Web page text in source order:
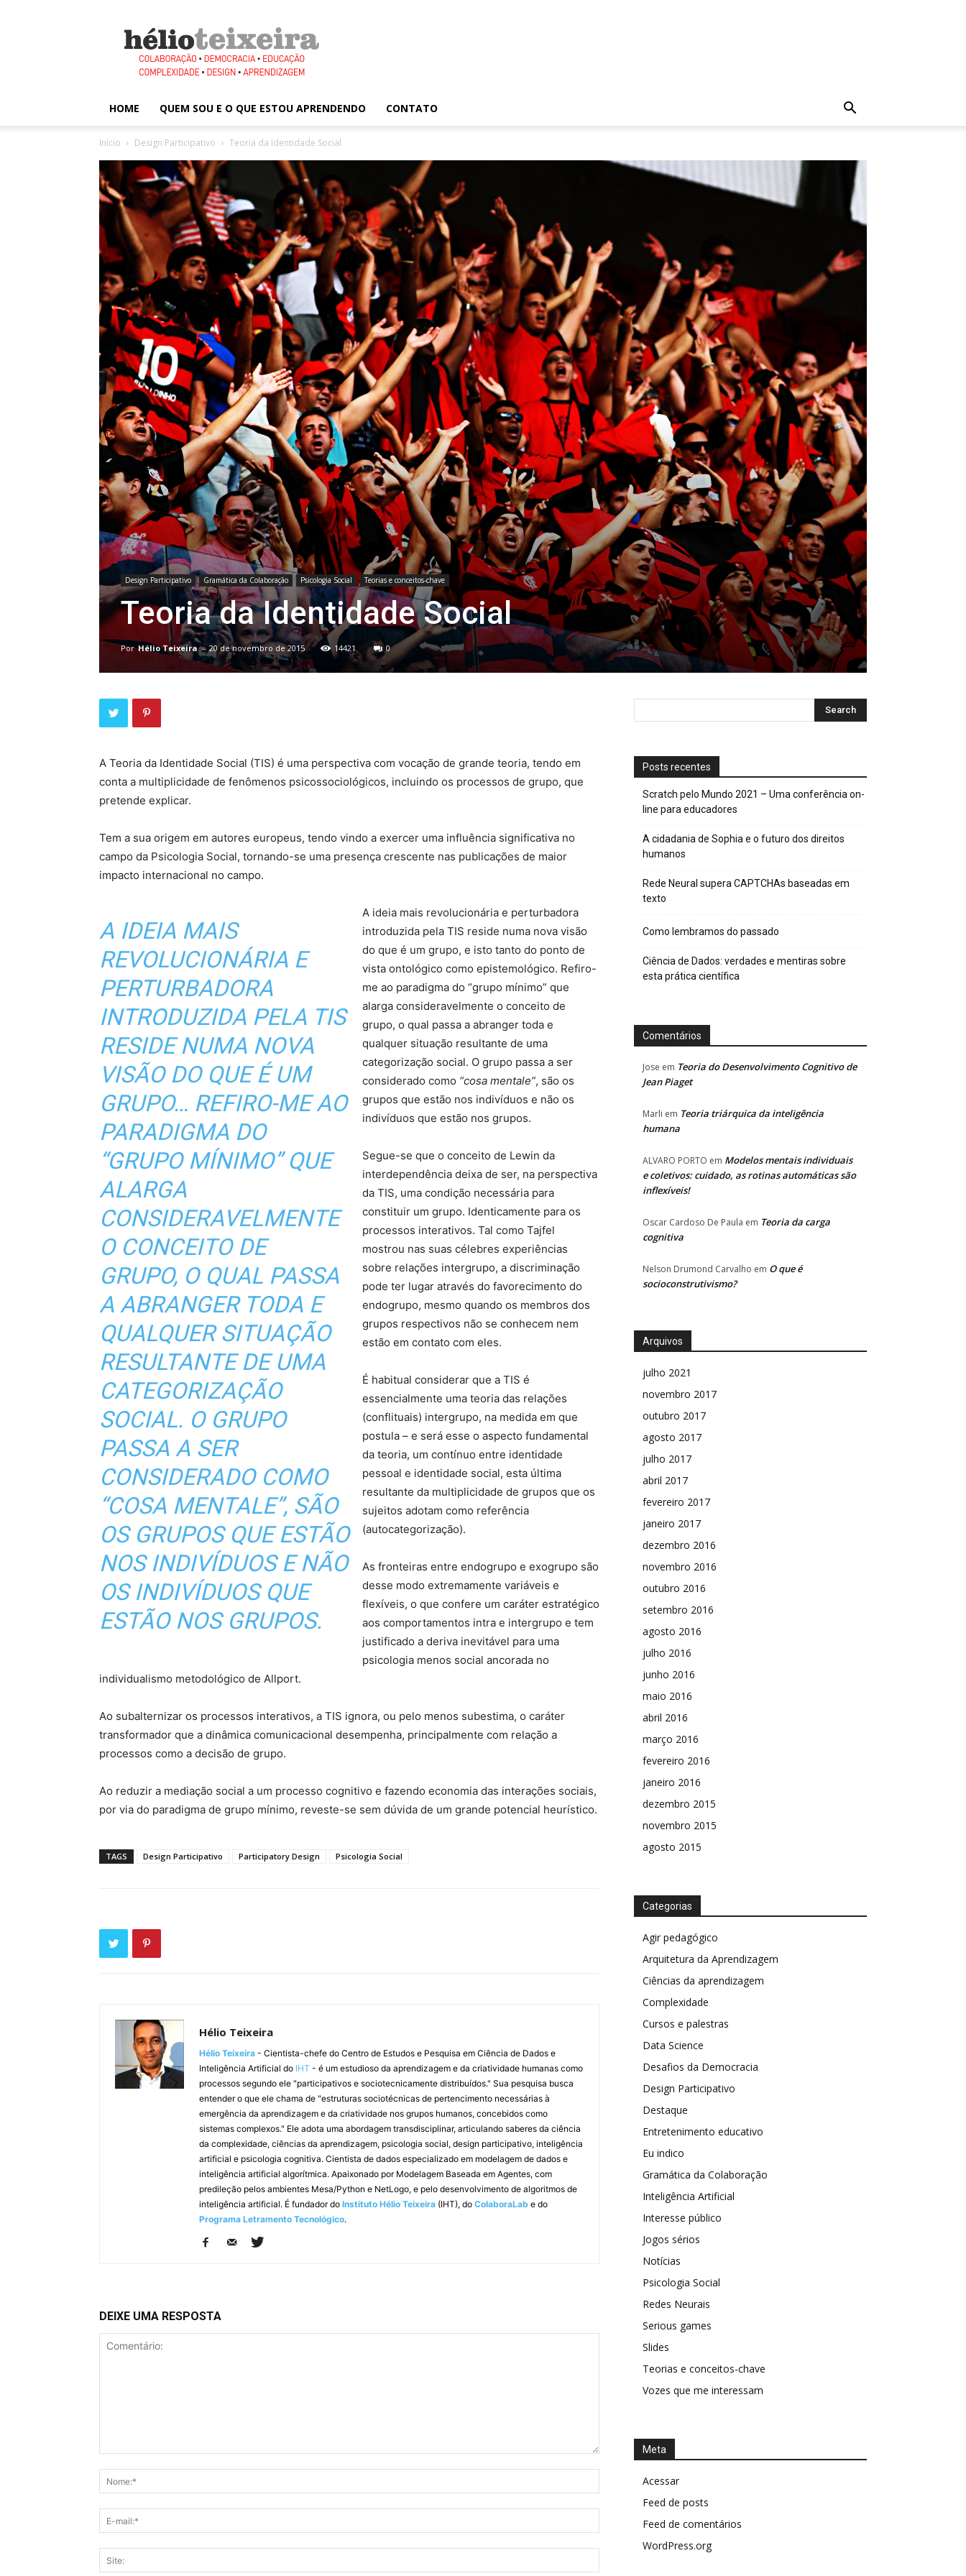
Hélio
Teixeira
HOME QUEM SOU E O QUE ESTOU APRENDENDO CONTATO
Início Design Participativo Teoria da Identidade Social
Design Participativo Gramática da Colaboração Psicologia Social Teorias e conceitos-chave
Teoria da Identidade Social
Por Hélio Teixeira - 20 de novembro de 2015 14421 0
A Teoria da Identidade Social (TIS) é uma perspectiva com vocação de grande teoria, tendo em
conta a multiplicidade de fenômenos psicossociológicos, incluindo os processos de grupo, que
pretende explicar.
Tem a sua origem em autores europeus, tendo vindo a exercer uma influência significativa no
campo da Psicologia Social, tornando-se uma presença crescente nas publicações de maior
impacto internacional no campo.
A IDEIA MAIS
REVOLUCIONÁRIA E
PERTURBADORA
INTRODUZIDA PELA TIS
RESIDE NUMA NOVA
VISÃO DO QUE É UM
GRUPO… REFIRO-ME AO
PARADIGMA DO
“GRUPO MÍNIMO” QUE
ALARGA
CONSIDERAVELMENTE
O CONCEITO DE
GRUPO, O QUAL PASSA
A ABRANGER TODA E
QUALQUER SITUAÇÃO
RESULTANTE DE UMA
CATEGORIZAÇÃO
SOCIAL. O GRUPO
PASSA A SER
CONSIDERADO COMO
“COSA MENTALE”, SÃO
OS GRUPOS QUE ESTÃO
NOS INDIVÍDUOS E NÃO
OS INDIVÍDUOS QUE
ESTÃO NOS GRUPOS.
A ideia mais revolucionária e perturbadora
introduzida pela TIS reside numa nova visão
do que é um grupo, e isto tanto do ponto de
vista ontológico como epistemológico. Refiro-
me ao paradigma do “grupo mínimo” que
alarga consideravelmente o conceito de
grupo, o qual passa a abranger toda e
qualquer situação resultante de uma
categorização social. O grupo passa a ser
considerado como “cosa mentale”, são os
grupos que estão nos indivíduos e não os
indivíduos que estão nos grupos.
Segue-se que o conceito de Lewin da
interdependência deixa de ser, na perspectiva
da TIS, uma condição necessária para
constituir um grupo. Identicamente para os
processos interativos. Tal como Tajfel
mostrou nas suas célebres experiências
sobre relações intergrupo, a discriminação
pode ter lugar através do favorecimento do
endogrupo, mesmo quando os membros dos
grupos respectivos não se conhecem nem
estão em contato com eles.
É habitual considerar que a TIS é
essencialmente uma teoria das relações
(conflituais) intergrupo, na medida em que
postula – e será esse o aspecto fundamental
da teoria, um contínuo entre identidade
pessoal e identidade social, esta última
resultante da multiplicidade de grupos que os
sujeitos adotam como referência
(autocategorização).
As fronteiras entre endogrupo e exogrupo são
desse modo extremamente variáveis e
flexíveis, o que confere um caráter estratégico
aos comportamentos intra e intergrupo e tem
justificado a deriva inevitável para uma
psicologia menos social ancorada no
individualismo metodológico de Allport.
Ao subalternizar os processos interativos, a TIS ignora, ou pelo menos subestima, o caráter
transformador que a dinâmica comunicacional desempenha, principalmente com relação a
processos como a decisão de grupo.
Ao reduzir a mediação social a um processo cognitivo e fazendo economia das interações sociais,
por via do paradigma de grupo mínimo, reveste-se sem dúvida de um grande potencial heurístico.
TAGS Design Participativo Participatory Design Psicologia Social
Hélio Teixeira
Hélio Teixeira - Cientista-chefe do Centro de Estudos e Pesquisa em Ciência de Dados e
Inteligência Artificial do IHT - é um estudioso da aprendizagem e da criatividade humanas como
processos segundo ele "participativos e sociotecnicamente distribuídos." Sua pesquisa busca
entender o que ele chama de "estruturas sociotécnicas de pertencimento necessárias à
emergência da aprendizagem e da criatividade nos grupos humanos, concebidos como
sistemas complexos." Ele adota uma abordagem transdisciplinar, articulando saberes da ciência
da complexidade, ciências da aprendizagem, psicologia social, design participativo, inteligência
artificial e psicologia cognitiva. Cientista de dados especializado em modelagem de dados e
inteligência artificial algorítmica. Apaixonado por Modelagem Baseada em Agentes, com
predileção pelos ambientes Mesa/Python e NetLogo, e pelo desenvolvimento de algoritmos de
inteligência artificial. É fundador do Instituto Hélio Teixeira (IHT), do ColaboraLab e do
Programa Letramento Tecnológico.
DEIXE UMA RESPOSTA
Posts recentes
Scratch pelo Mundo 2021 – Uma conferência on-
line para educadores
A cidadania de Sophia e o futuro dos direitos
humanos
Rede Neural supera CAPTCHAs baseadas em
texto
Como lembramos do passado
Ciência de Dados: verdades e mentiras sobre
esta prática científica
Comentários
Jose em Teoria do Desenvolvimento Cognitivo de
Jean Piaget
Marli em Teoria triárquica da inteligência
humana
ALVARO PORTO em Modelos mentais individuais
e coletivos: cuidado, as rotinas automáticas são
inflexíveis!
Oscar Cardoso De Paula em Teoria da carga
cognitiva
Nelson Drumond Carvalho em O que é
socioconstrutivismo?
Arquivos
julho 2021
novembro 2017
outubro 2017
agosto 2017
julho 2017
abril 2017
fevereiro 2017
janeiro 2017
dezembro 2016
novembro 2016
outubro 2016
setembro 2016
agosto 2016
julho 2016
junho 2016
maio 2016
abril 2016
março 2016
fevereiro 2016
janeiro 2016
dezembro 2015
novembro 2015
agosto 2015
Categorias
Agir pedagógico
Arquitetura da Aprendizagem
Ciências da aprendizagem
Complexidade
Cursos e palestras
Data Science
Desafios da Democracia
Design Participativo
Destaque
Entretenimento educativo
Eu indico
Gramática da Colaboração
Inteligência Artificial
Interesse público
Jogos sérios
Notícias
Psicologia Social
Redes Neurais
Serious games
Slides
Teorias e conceitos-chave
Vozes que me interessam
Meta
Acessar
Feed de posts
Feed de comentários
WordPress.org